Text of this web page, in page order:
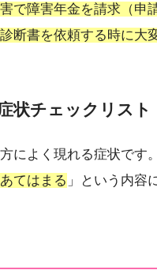
で障害年金を請求（申
断書を依頼する時に大
状チェックリスト
によく現れる症状です。
てはまる 」という内容